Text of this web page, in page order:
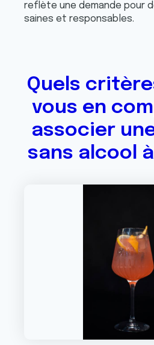
reflète une demande pour
saines et responsables.
Quels
vous en
associer
sans alcool